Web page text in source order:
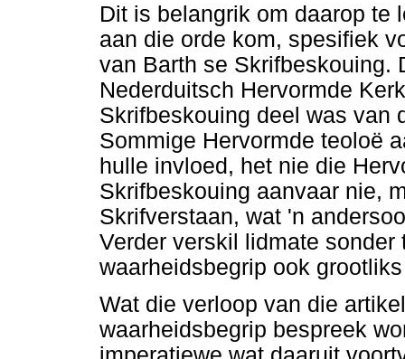
Dit is belangrik om daarop te
aan die orde kom, spesifiek
van Barth se Skrifbeskouing.
Nederduitsch Hervormde
Skrifbeskouing deel was van
Sommige Hervormde teoloë
hulle invloed, het nie die
Skrifbeskouing aanvaar nie,
Skrifverstaan, wat 'n
Verder verskil lidmate
waarheidsbegrip ook
Wat die verloop van die
waarheidsbegrip bespreek